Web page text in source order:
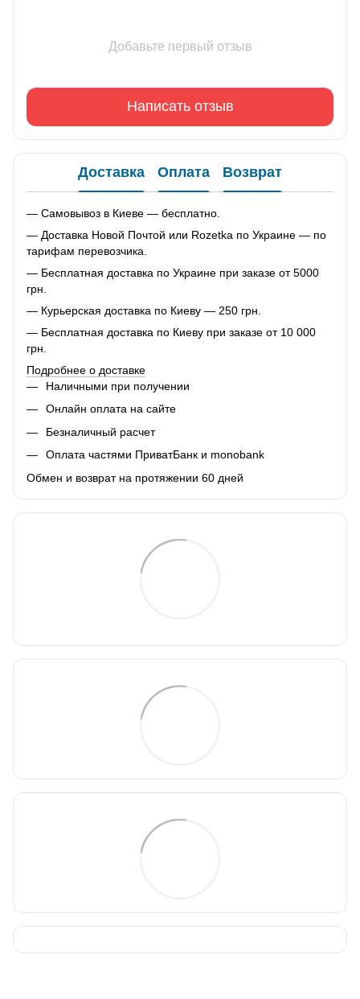
Добавьте первый отзыв
Написать отзыв
Доставка Оплата Возврат
— Самовывоз в Киеве — бесплатно.
— Доставка Новой Почтой или Rozetka по Украине — по
тарифам перевозчика.
— Бесплатная доставка по Украине при заказе от 5000
грн.
— Курьерская доставка по Киеву — 250 грн.
— Бесплатная доставка по Киеву при заказе от 10 000
грн.
Подробнее о доставке
Наличными при получении
Онлайн оплата на сайте
Безналичный расчет
Оплата частями ПриватБанк и monobank
Обмен и возврат на протяжении 60 дней